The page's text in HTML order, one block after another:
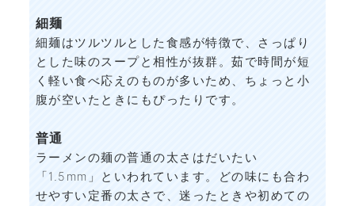
細麺
細麺はツルツルとした食感が特徴で、さっぱり
とした味のスープと相性が抜群。茹で時間が短
く軽い食べ応えのものが多いため、ちょっと小
腹が空いたときにもぴったりです。
普通
ラーメンの麺の普通の太さはだいたい
「1.5mm」といわれています。どの味にも合わ
せやすい定番の太さで、迷ったときや初めての